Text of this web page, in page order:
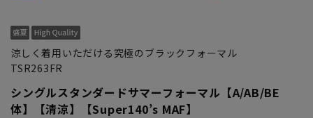
涼しく着用いただける究極のブラックフォーマル
TSR263FR
シングルスタンダードサマーフォーマル【A/AB/BE
体】【清涼】【Super140’s MAF】